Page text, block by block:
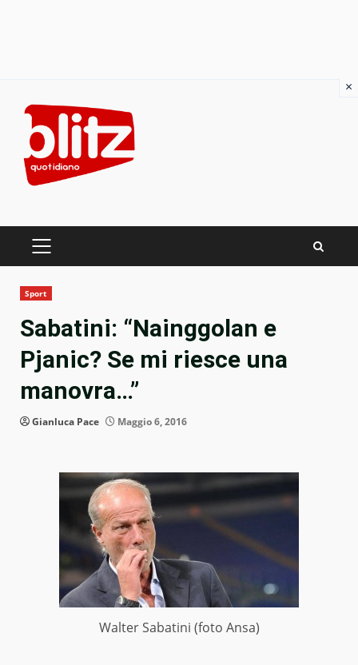
content
PRIMARY
Sport
Sabatini: “Nainggolan e
Pjanic? Se mi riesce una
manovra…”
Gianluca Pace Maggio 6, 2016
Walter Sabatini (foto Ansa)
×